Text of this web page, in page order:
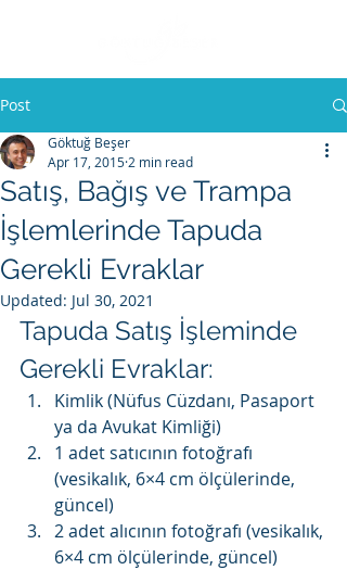
Post
Satış, Bağış ve Trampa
İşlemlerinde Tapuda
Gerekli Evraklar
Göktuğ Beşer
Apr 17, 2015 2 min read
Updated: Jul 30, 2021
Tapuda Satış İşleminde
Gerekli Evraklar:
Kimlik (Nüfus Cüzdanı, Pasaport
ya da Avukat Kimliği)
1 adet satıcının fotoğrafı
(vesikalık, 6×4 cm ölçülerinde,
güncel)
2 adet alıcının fotoğrafı (vesikalık,
6×4 cm ölçülerinde, güncel)